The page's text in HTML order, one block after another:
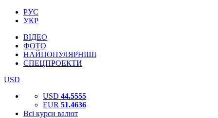
РУС
УКР
ВІДЕО
ФОТО
НАЙПОПУЛЯРНІШІ
СПЕЦПРОЕКТИ
USD
USD 44.5555
EUR 51.4636
Всі курси валют